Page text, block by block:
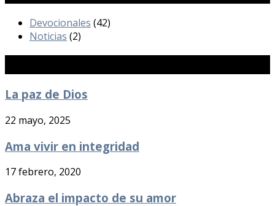
Devocionales (42)
Noticias (2)
La paz de Dios
22 mayo, 2025
Ama vivir en integridad
17 febrero, 2020
Abraza el impacto de su amor